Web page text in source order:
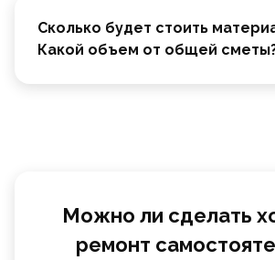
Сколько будет стоить
Какой объем от общей
Можно ли сделать
ремонт